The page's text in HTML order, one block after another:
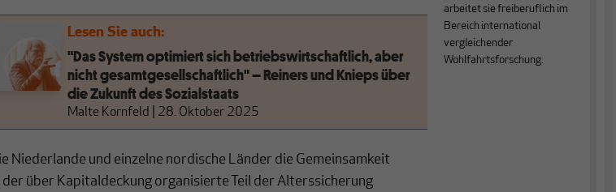
Lesen Sie auch:
"Das System optimiert sich betriebswirtschaftlich, aber
nicht gesamtgesellschaftlich" – Reiners und Knieps über
die Zukunft des Sozialstaats
Malte Kornfeld 28. Oktober 2025
Niederlande und einzelne nordische Länder die Gemeinsamkeit
der über Kapitaldeckung organisierte Teil der Alterssicherung
arbeitet sie freiberuflich im
Bereich international
vergleichender
Wohlfahrtsforschung.